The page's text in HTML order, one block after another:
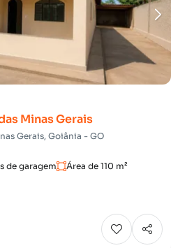
Minas Gerais
Gerais, Goiânia - GO
de garagem Área de 110 m²